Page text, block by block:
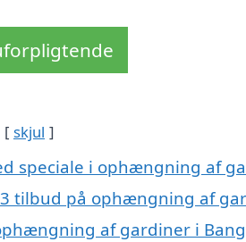
skjul
speciale i ophængning af
tilbud på ophængning af
af gardiner i